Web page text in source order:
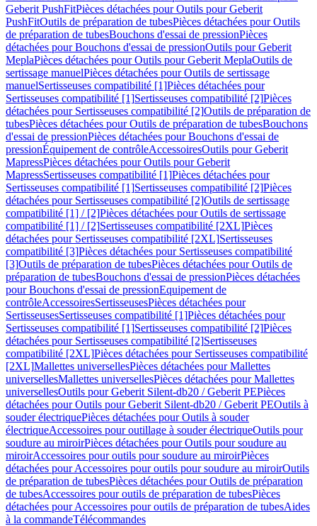
Geberit PushFitPièces détachées pour Outils pour Geberit
PushFitOutils de préparation de tubesPièces détachées pour Outils
de préparation de tubesBouchons d'essai de pressionPièces
détachées pour Bouchons d'essai de pressionOutils pour Geberit
MeplaPièces détachées pour Outils pour Geberit MeplaOutils de
sertissage manuelPièces détachées pour Outils de sertissage
manuelSertisseuses compatibilité [1]Pièces détachées pour
Sertisseuses compatibilité [1]Sertisseuses compatibilité [2]Pièces
détachées pour Sertisseuses compatibilité [2]Outils de préparation de
tubesPièces détachées pour Outils de préparation de tubesBouchons
d'essai de pressionPièces détachées pour Bouchons d'essai de
pressionÉquipement de contrôleAccessoiresOutils pour Geberit
MapressPièces détachées pour Outils pour Geberit
MapressSertisseuses compatibilité [1]Pièces détachées pour
Sertisseuses compatibilité [1]Sertisseuses compatibilité [2]Pièces
détachées pour Sertisseuses compatibilité [2]Outils de sertissage
compatibilité [1] / [2]Pièces détachées pour Outils de sertissage
compatibilité [1] / [2]Sertisseuses compatibilité [2XL]Pièces
détachées pour Sertisseuses compatibilité [2XL]Sertisseuses
compatibilité [3]Pièces détachées pour Sertisseuses compatibilité
[3]Outils de préparation de tubesPièces détachées pour Outils de
préparation de tubesBouchons d'essai de pressionPièces détachées
pour Bouchons d'essai de pressionEquipement de
contrôleAccessoiresSertisseusesPièces détachées pour
SertisseusesSertisseuses compatibilité [1]Pièces détachées pour
Sertisseuses compatibilité [1]Sertisseuses compatibilité [2]Pièces
détachées pour Sertisseuses compatibilité [2]Sertisseuses
compatibilité [2XL]Pièces détachées pour Sertisseuses compatibilité
[2XL]Mallettes universellesPièces détachées pour Mallettes
universellesMallettes universellesPièces détachées pour Mallettes
universellesOutils pour Geberit Silent-db20 / Geberit PEPièces
détachées pour Outils pour Geberit Silent-db20 / Geberit PEOutils à
souder électriquePièces détachées pour Outils à souder
électriqueAccessoires pour outillage à souder électriqueOutils pour
soudure au miroirPièces détachées pour Outils pour soudure au
miroirAccessoires pour outils pour soudure au miroirPièces
détachées pour Accessoires pour outils pour soudure au miroirOutils
de préparation de tubesPièces détachées pour Outils de préparation
de tubesAccessoires pour outils de préparation de tubesPièces
détachées pour Accessoires pour outils de préparation de tubesAides
à la commandeTélécommandes